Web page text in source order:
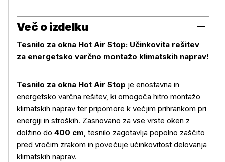
Več o izdelku
Tesnilo za okna Hot Air Stop: Učinkovita rešitev
za energetsko varčno montažo klimatskih naprav!
Tesnilo za okna Hot Air Stop je enostavna in
energetsko varčna rešitev, ki omogoča hitro montažo
klimatskih naprav ter pripomore k večjim prihrankom pri
energiji in stroških. Zasnovano za vse vrste oken z
dolžino do 400 cm, tesnilo zagotavlja popolno zaščito
pred vročim zrakom in povečuje učinkovitost delovanja
klimatskih naprav.